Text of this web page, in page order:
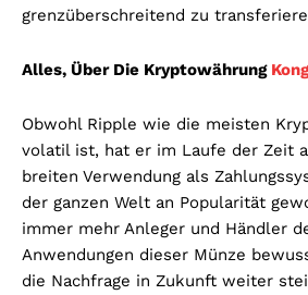
grenzüberschreitend zu
Alles, Über Die Kryptowährung
Obwohl Ripple wie die meisten
volatil ist, hat er im Laufe der Zeit
breiten Verwendung als
der ganzen Welt an Popularität
immer mehr Anleger und Händler
Anwendungen dieser Münze
die Nachfrage in Zukunft weiter